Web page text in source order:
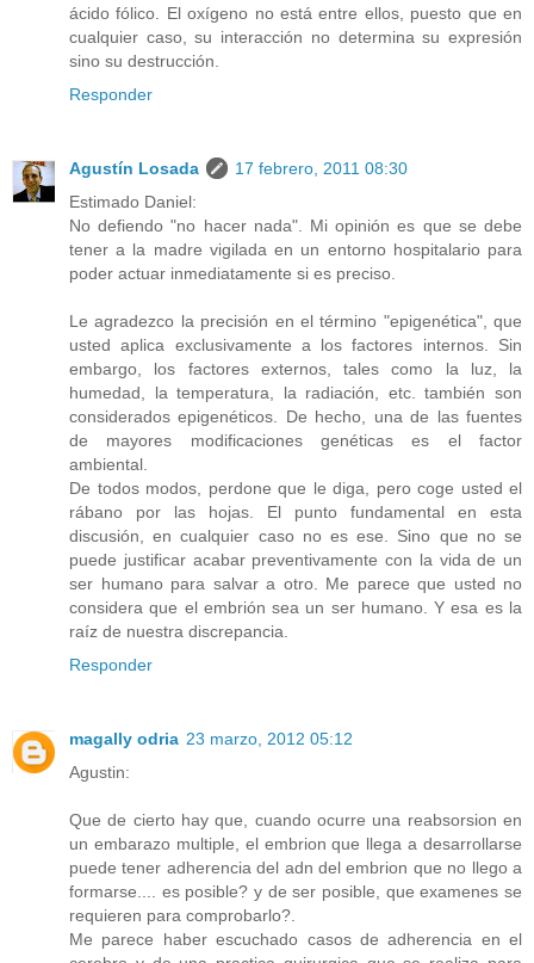
ácido fólico. El oxígeno no está entre ellos, puesto que en
cualquier caso, su interacción no determina su expresión
sino su destrucción.
Responder
Agustín Losada
17 febrero, 2011 08:30
Estimado Daniel:
No defiendo "no hacer nada". Mi opinión es que se debe
tener a la madre vigilada en un entorno hospitalario para
poder actuar inmediatamente si es preciso.
Le agradezco la precisión en el término "epigenética", que
usted aplica exclusivamente a los factores internos. Sin
embargo, los factores externos, tales como la luz, la
humedad, la temperatura, la radiación, etc. también son
considerados epigenéticos. De hecho, una de las fuentes
de mayores modificaciones genéticas es el factor
ambiental.
De todos modos, perdone que le diga, pero coge usted el
rábano por las hojas. El punto fundamental en esta
discusión, en cualquier caso no es ese. Sino que no se
puede justificar acabar preventivamente con la vida de un
ser humano para salvar a otro. Me parece que usted no
considera que el embrión sea un ser humano. Y esa es la
raíz de nuestra discrepancia.
Responder
magally odria 23 marzo, 2012 05:12
Agustin:
Que de cierto hay que, cuando ocurre una reabsorsion en
un embarazo multiple, el embrion que llega a desarrollarse
puede tener adherencia del adn del embrion que no llego a
formarse.... es posible? y de ser posible, que examenes se
requieren para comprobarlo?.
Me parece haber escuchado casos de adherencia en el